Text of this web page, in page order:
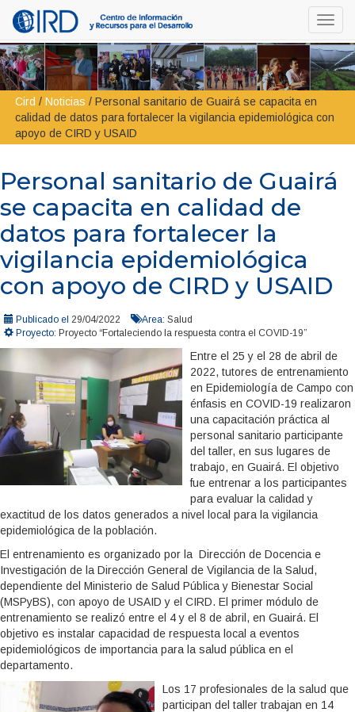
Cird / Noticias / Personal sanitario de Guairá se capacita en
calidad de datos para fortalecer la vigilancia epidemiológica con
apoyo de CIRD y USAID
Personal sanitario de Guairá
se capacita en calidad de
datos para fortalecer la
vigilancia epidemiológica
con apoyo de CIRD y USAID
Publicado el 29/04/2022 Area: Salud
Proyecto: Proyecto “Fortaleciendo la respuesta contra el COVID-19”
Entre el 25 y el 28 de abril de
2022, tutores de entrenamiento
en Epidemiología de Campo con
énfasis en COVID-19 realizaron
una capacitación práctica al
personal sanitario participante
del taller, en sus lugares de
trabajo, en Guairá. El objetivo
fue entrenar a los participantes
para evaluar la calidad y
exactitud de los datos generados a nivel local para la vigilancia
epidemiológica de la población.
El entrenamiento es organizado por la Dirección de Docencia e
Investigación de la Dirección General de Vigilancia de la Salud,
dependiente del Ministerio de Salud Pública y Bienestar Social
(MSPyBS), con apoyo de USAID y el CIRD. El primer módulo de
entrenamiento se realizó entre el 4 y el 8 de abril, en Guairá. El
objetivo es instalar capacidad de respuesta local a eventos
epidemiológicos de importancia para la salud pública en el
departamento.
Los 17 profesionales de la salud que
participan del taller trabajan en 14